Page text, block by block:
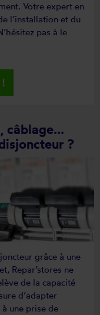
Votre expert en
l’installation et du
pas à le
câblage...
?
grâce à une
Repar’stores ne
de la capacité
d’adapter
une prise de